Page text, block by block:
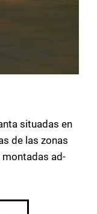
situadas en
de las zonas
montadas ad-